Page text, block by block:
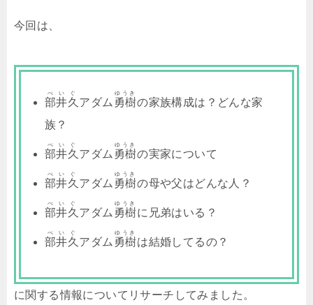
今回は、
部井久
べいぐ
アダム 勇樹
ゆうき
の家族構成は？どんな家
族？
部井久
べいぐ
アダム 勇樹
ゆうき
の実家について
部井久
べいぐ
アダム 勇樹
ゆうき
の母や父はどんな人？
部井久
べいぐ
アダム 勇樹
ゆうき
に兄弟はいる？
部井久
べいぐ
アダム 勇樹
ゆうき
は結婚してるの？
に関する情報についてリサーチしてみました。